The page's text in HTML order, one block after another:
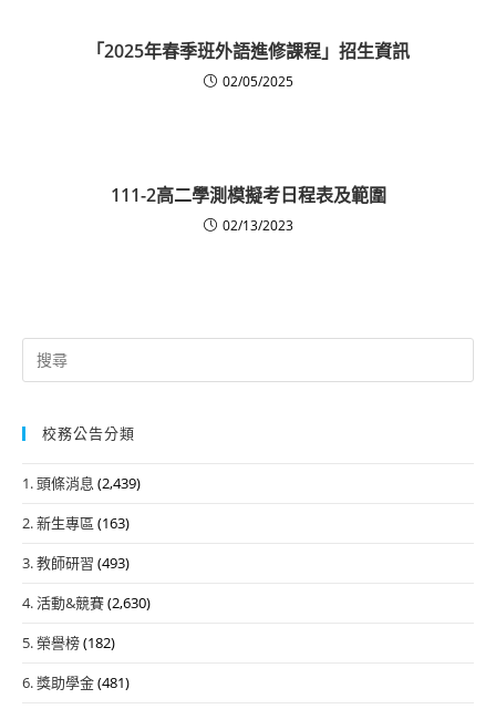
「2025年春季班外語進修課程」招生資訊
02/05/2025
111-2高二學測模擬考日程表及範圍
02/13/2023
Search
for:
校務公告分類
1. 頭條消息 (2,439)
2. 新生專區 (163)
3. 教師研習 (493)
4. 活動&競賽(2,630)
5. 榮譽榜(182)
6. 獎助學金(481)